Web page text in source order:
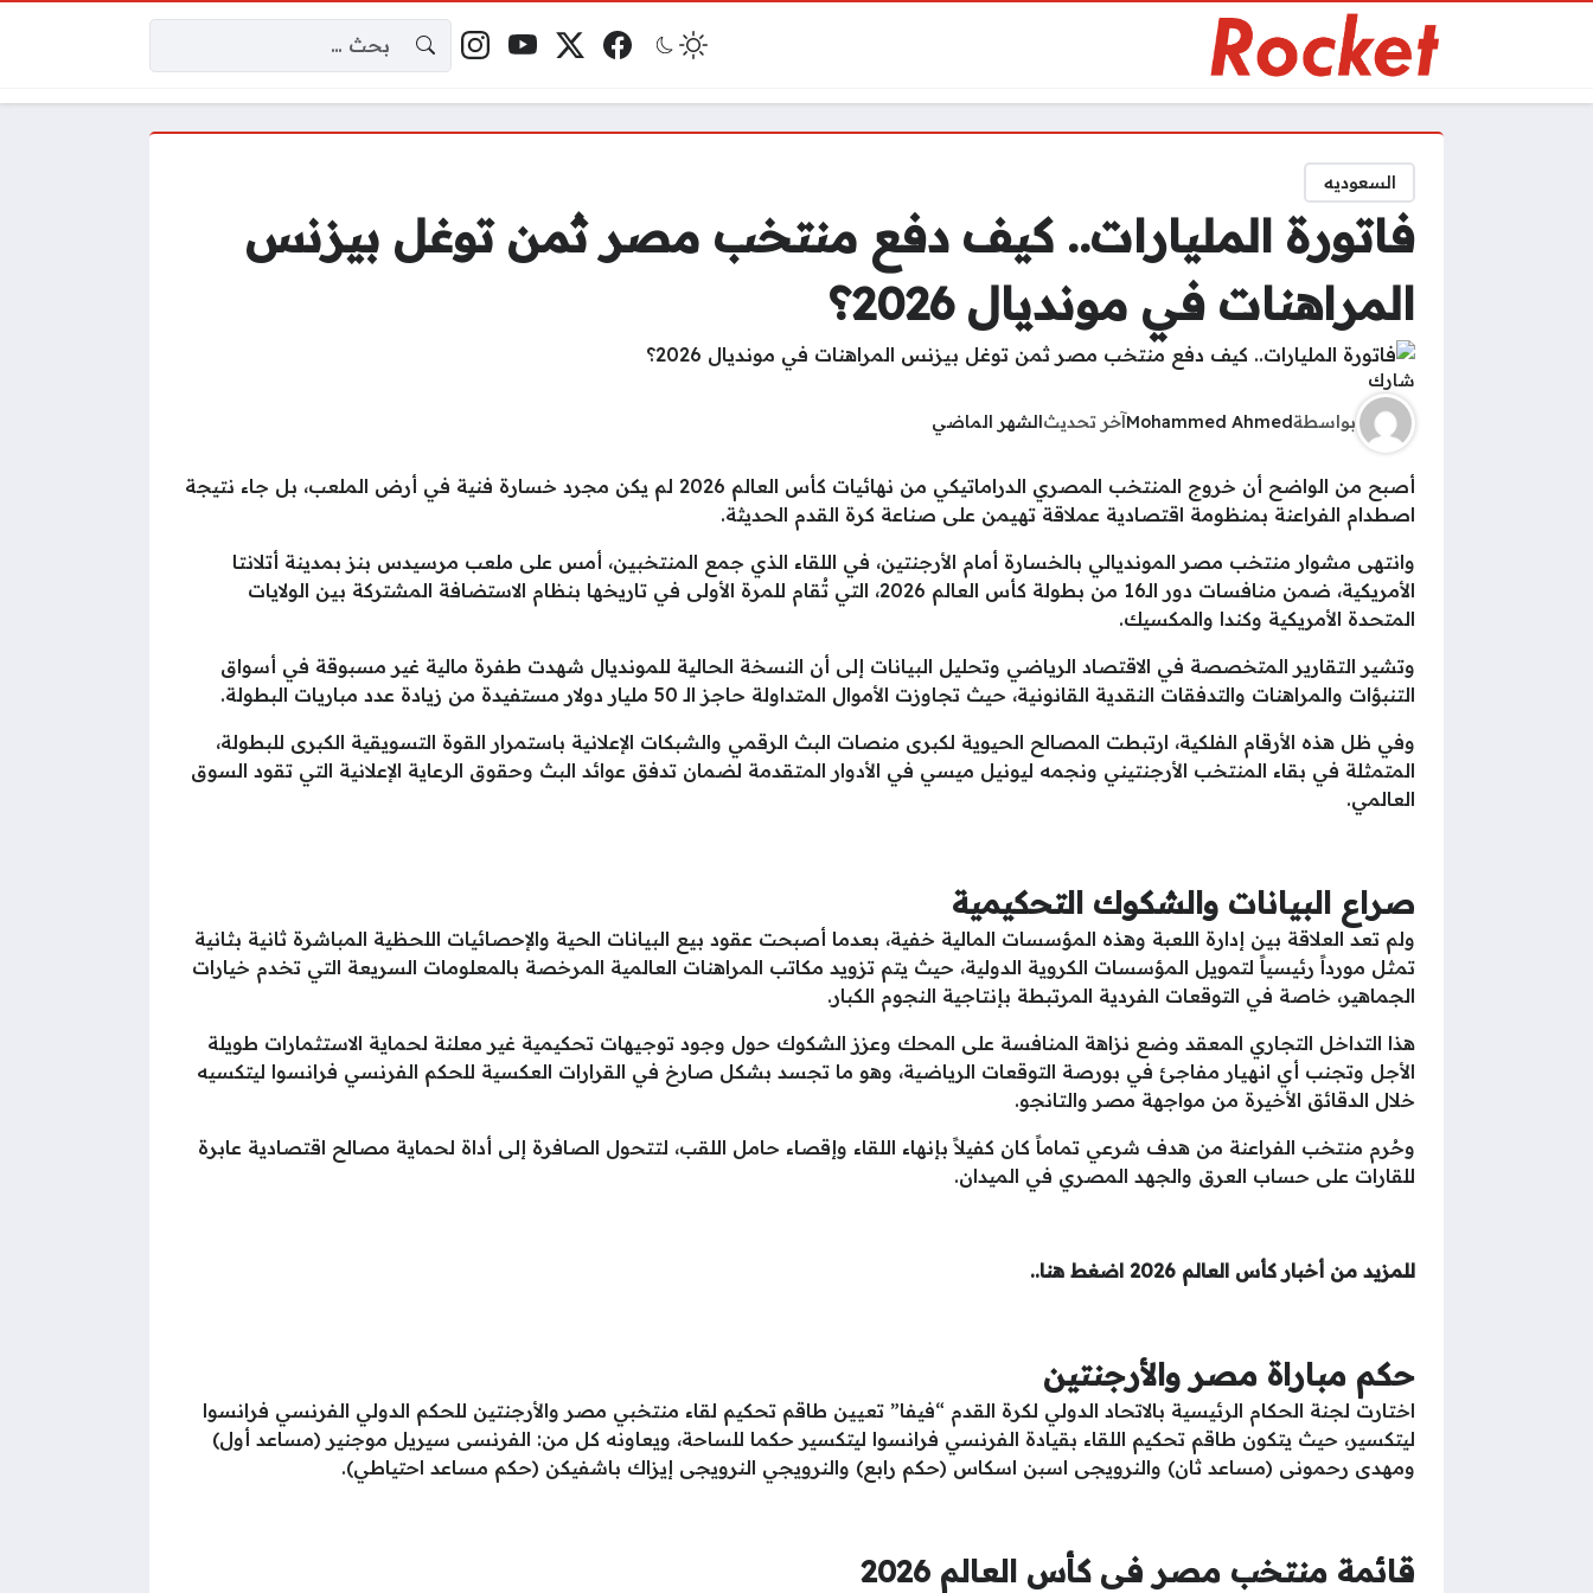
مواقع التواصل فيسبوكمنصة إكس
يوتيوبإنستغرام
البحث عن:
السعوديه
فاتورة المليارات.. كيف دفع منتخب مصر ثمن توغل بيزنس
المراهنات في مونديال 2026؟
شارك
بواسطةMohammed Ahmedآخر تحديثالشهر الماضي
أصبح من الواضح أن خروج المنتخب المصري الدراماتيكي من نهائيات كأس العالم 2026 لم يكن مجرد خسارة فنية في أرض الملعب، بل جاء نتيجة
اصطدام الفراعنة بمنظومة اقتصادية عملاقة تهيمن على صناعة كرة القدم الحديثة.
وانتهى مشوار منتخب مصر المونديالي بالخسارة أمام الأرجنتين، في اللقاء الذي جمع المنتخبين، أمس على ملعب مرسيدس بنز بمدينة أتلانتا
الأمريكية، ضمن منافسات دور الـ16 من بطولة كأس العالم 2026، التي تُقام للمرة الأولى في تاريخها بنظام الاستضافة المشتركة بين الولايات
المتحدة الأمريكية وكندا والمكسيك.
وتشير التقارير المتخصصة في الاقتصاد الرياضي وتحليل البيانات إلى أن النسخة الحالية للمونديال شهدت طفرة مالية غير مسبوقة في أسواق
التنبؤات والمراهنات والتدفقات النقدية القانونية، حيث تجاوزت الأموال المتداولة حاجز الـ 50 مليار دولار مستفيدة من زيادة عدد مباريات البطولة.
وفي ظل هذه الأرقام الفلكية، ارتبطت المصالح الحيوية لكبرى منصات البث الرقمي والشبكات الإعلانية باستمرار القوة التسويقية الكبرى للبطولة،
المتمثلة في بقاء المنتخب الأرجنتيني ونجمه ليونيل ميسي في الأدوار المتقدمة لضمان تدفق عوائد البث وحقوق الرعاية الإعلانية التي تقود السوق
العالمي.
صراع البيانات والشكوك التحكيمية
ولم تعد العلاقة بين إدارة اللعبة وهذه المؤسسات المالية خفية، بعدما أصبحت عقود بيع البيانات الحية والإحصائيات اللحظية المباشرة ثانية بثانية
تمثل مورداً رئيسياً لتمويل المؤسسات الكروية الدولية، حيث يتم تزويد مكاتب المراهنات العالمية المرخصة بالمعلومات السريعة التي تخدم خيارات
الجماهير، خاصة في التوقعات الفردية المرتبطة بإنتاجية النجوم الكبار.
هذا التداخل التجاري المعقد وضع نزاهة المنافسة على المحك وعزز الشكوك حول وجود توجيهات تحكيمية غير معلنة لحماية الاستثمارات طويلة
الأجل وتجنب أي انهيار مفاجئ في بورصة التوقعات الرياضية، وهو ما تجسد بشكل صارخ في القرارات العكسية للحكم الفرنسي فرانسوا ليتكسيه
خلال الدقائق الأخيرة من مواجهة مصر والتانجو.
وحُرم منتخب الفراعنة من هدف شرعي تماماً كان كفيلاً بإنهاء اللقاء وإقصاء حامل اللقب، لتتحول الصافرة إلى أداة لحماية مصالح اقتصادية عابرة
للقارات على حساب العرق والجهد المصري في الميدان.
للمزيد من أخبار كأس العالم 2026 اضغط هنا..
حكم مباراة مصر والأرجنتين
اختارت لجنة الحكام الرئيسية بالاتحاد الدولي لكرة القدم “فيفا” تعيين طاقم تحكيم لقاء منتخبي مصر والأرجنتين للحكم الدولي الفرنسي فرانسوا
ليتكسير، حيث يتكون طاقم تحكيم اللقاء بقيادة الفرنسي فرانسوا ليتكسير حكما للساحة، ويعاونه كل من: الفرنسى سيريل موجنير (مساعد أول)
ومهدى رحمونى (مساعد ثان) والنرويجى اسبن اسكاس (حكم رابع) والنرويجي النرويجى إيزاك باشفيكن (حكم مساعد احتياطي).
قائمة منتخب مصر فى كأس العالم 2026